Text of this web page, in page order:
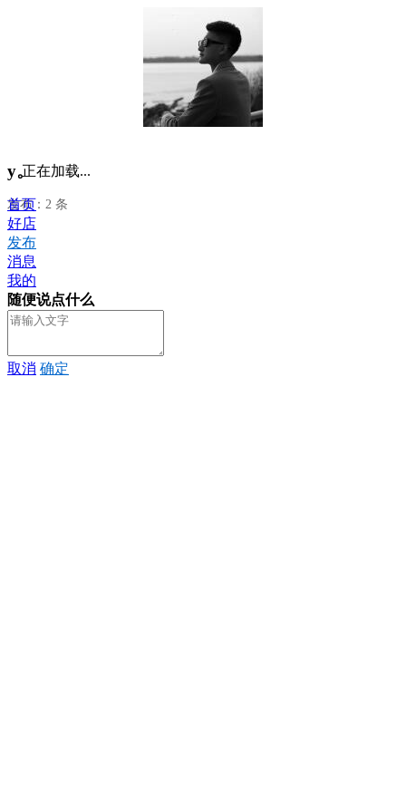
y。
发布：2 条
正在加载...
首页
好店
发布
消息
我的
随便说点什么
取消 确定